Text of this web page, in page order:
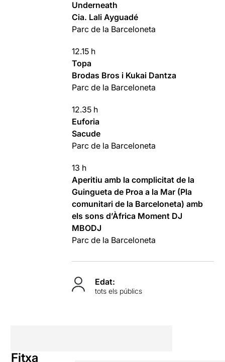
Underneath
Cia. Lali Ayguadé
Parc de la Barceloneta
12.15 h
Topa
Brodas Bros i Kukai Dantza
Parc de la Barceloneta
12.35 h
Euforia
Sacude
Parc de la Barceloneta
13 h
Aperitiu amb la complicitat de la
Guingueta de Proa a la Mar (Pla
comunitari de la Barceloneta) amb
els sons d’Àfrica Moment DJ
MBODJ
Parc de la Barceloneta
Edat:
tots els públics
Fitxa